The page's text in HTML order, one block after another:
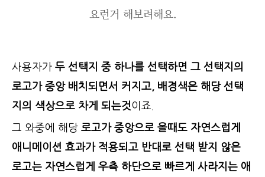
요런거 해보려해요.
사용자가 두 선택지 중 하나를 선택하면 그 선택지의
로고가 중앙 배치되면서 커지고, 배경색은 해당 선택
지의 색상으로 차게 되는것이죠.
그 와중에 해당 로고가 중앙으로 올때도 자연스럽게
애니메이션 효과가 적용되고 반대로 선택 받지 않은
로고는 자연스럽게 우측 하단으로 빠르게 사라지는 애